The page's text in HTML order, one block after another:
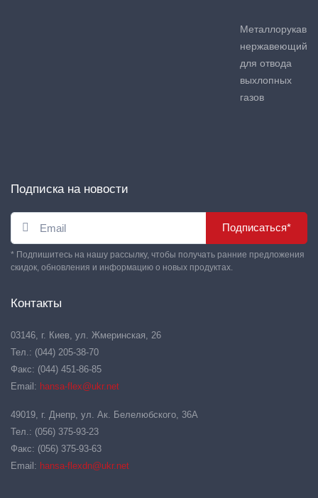
Металлорукав
нержавеющий
для отвода
выхлопных
газов
Подписка на новости
Подписаться*
* Подпишитесь на нашу рассылку, чтобы получать ранние предложения
скидок, обновления и информацию о новых продуктах.
Контакты
03146, г. Киев, ул. Жмеринская, 26
Тел.: (044) 205-38-70
Факс: (044) 451-86-85
Email: hansa-flex@ukr.net
49019, г. Днепр, ул. Ак. Белелюбского, 36А
Тел.: (056) 375-93-23
Факс: (056) 375-93-63
Email: hansa-flexdn@ukr.net